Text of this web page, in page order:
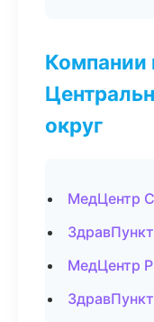
Компании
округ
МедЦентр
МедЦентр